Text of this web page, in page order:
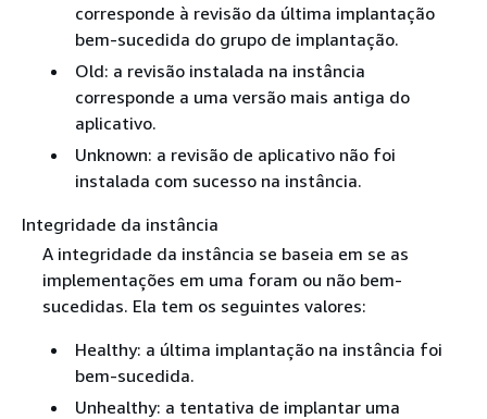
corresponde à revisão da última implantação
bem-sucedida do grupo de implantação.
Old: a revisão instalada na instância
corresponde a uma versão mais antiga do
aplicativo.
Unknown: a revisão de aplicativo não foi
instalada com sucesso na instância.
Integridade da instância
A integridade da instância se baseia em se as
implementações em uma foram ou não bem-
sucedidas. Ela tem os seguintes valores:
Healthy: a última implantação na instância foi
bem-sucedida.
Unhealthy: a tentativa de implantar uma